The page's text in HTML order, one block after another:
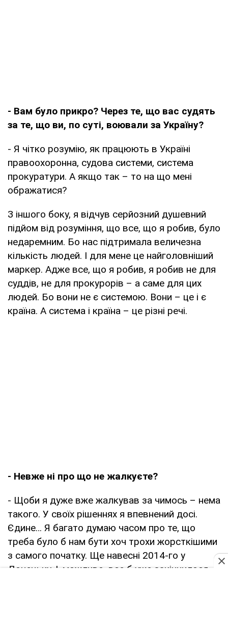
- Вам було прикро? Через те, що вас судять
за те, що ви, по суті, воювали за Україну?
- Я чітко розумію, як працюють в Україні
правоохоронна, судова системи, система
прокуратури. А якщо так – то на що мені
ображатися?
З іншого боку, я відчув серйозний душевний
підйом від розуміння, що все, що я робив, було
недаремним. Бо нас підтримала величезна
кількість людей. І для мене це найголовніший
маркер. Адже все, що я робив, я робив не для
суддів, не для прокурорів – а саме для цих
людей. Бо вони не є системою. Вони – це і є
країна. А система і країна – це різні речі.
- Невже ні про що не жалкуєте?
- Щоби я дуже вже жалкував за чимось – нема
такого. У своїх рішеннях я впевнений досі.
Єдине… Я багато думаю часом про те, що
треба було б нам бути хоч трохи жорсткішими
з самого початку. Ще навесні 2014-го у
Донецьку. І, можливо, все б уже закінчилося.